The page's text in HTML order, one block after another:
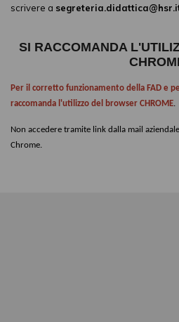
scrivere a
SI RACCOMANDA
Per il corretto funzionamento della FAD e
raccomanda l'utilizzo del browser CHROME.
Non accedere tramite link dalla mail
Chrome.